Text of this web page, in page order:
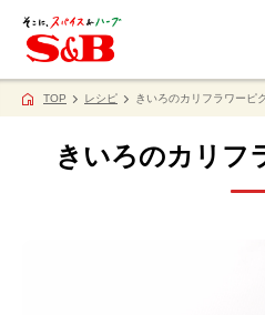
TOP レシピ きいろのカリフラワーピ
きいろのカリフ